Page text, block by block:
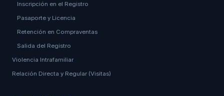
Inscripción en el Registro
Pasaporte y Licencia
Retención en Compraventas
Salida del Registro
Violencia Intrafamiliar
Relación Directa y Regular (Visitas)